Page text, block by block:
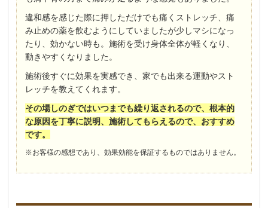
違和感を感じた際に押しただけでも痛くストレッチ、痛
み止めの薬を飲むようにしていましたが少しマシになっ
たり、効かない時も。施術を受け身体全体が軽くなり、
動きやすくなりました。
施術後すぐに効果を実感でき、家でも出来る運動やスト
レッチを教えてくれます。
その場しのぎではいつまでも繰り返されるので、根本的
な原因を丁寧に説明、施術してもらえるので、おすすめ
です。
※お客様の感想であり、効果効能を保証するものではありません。